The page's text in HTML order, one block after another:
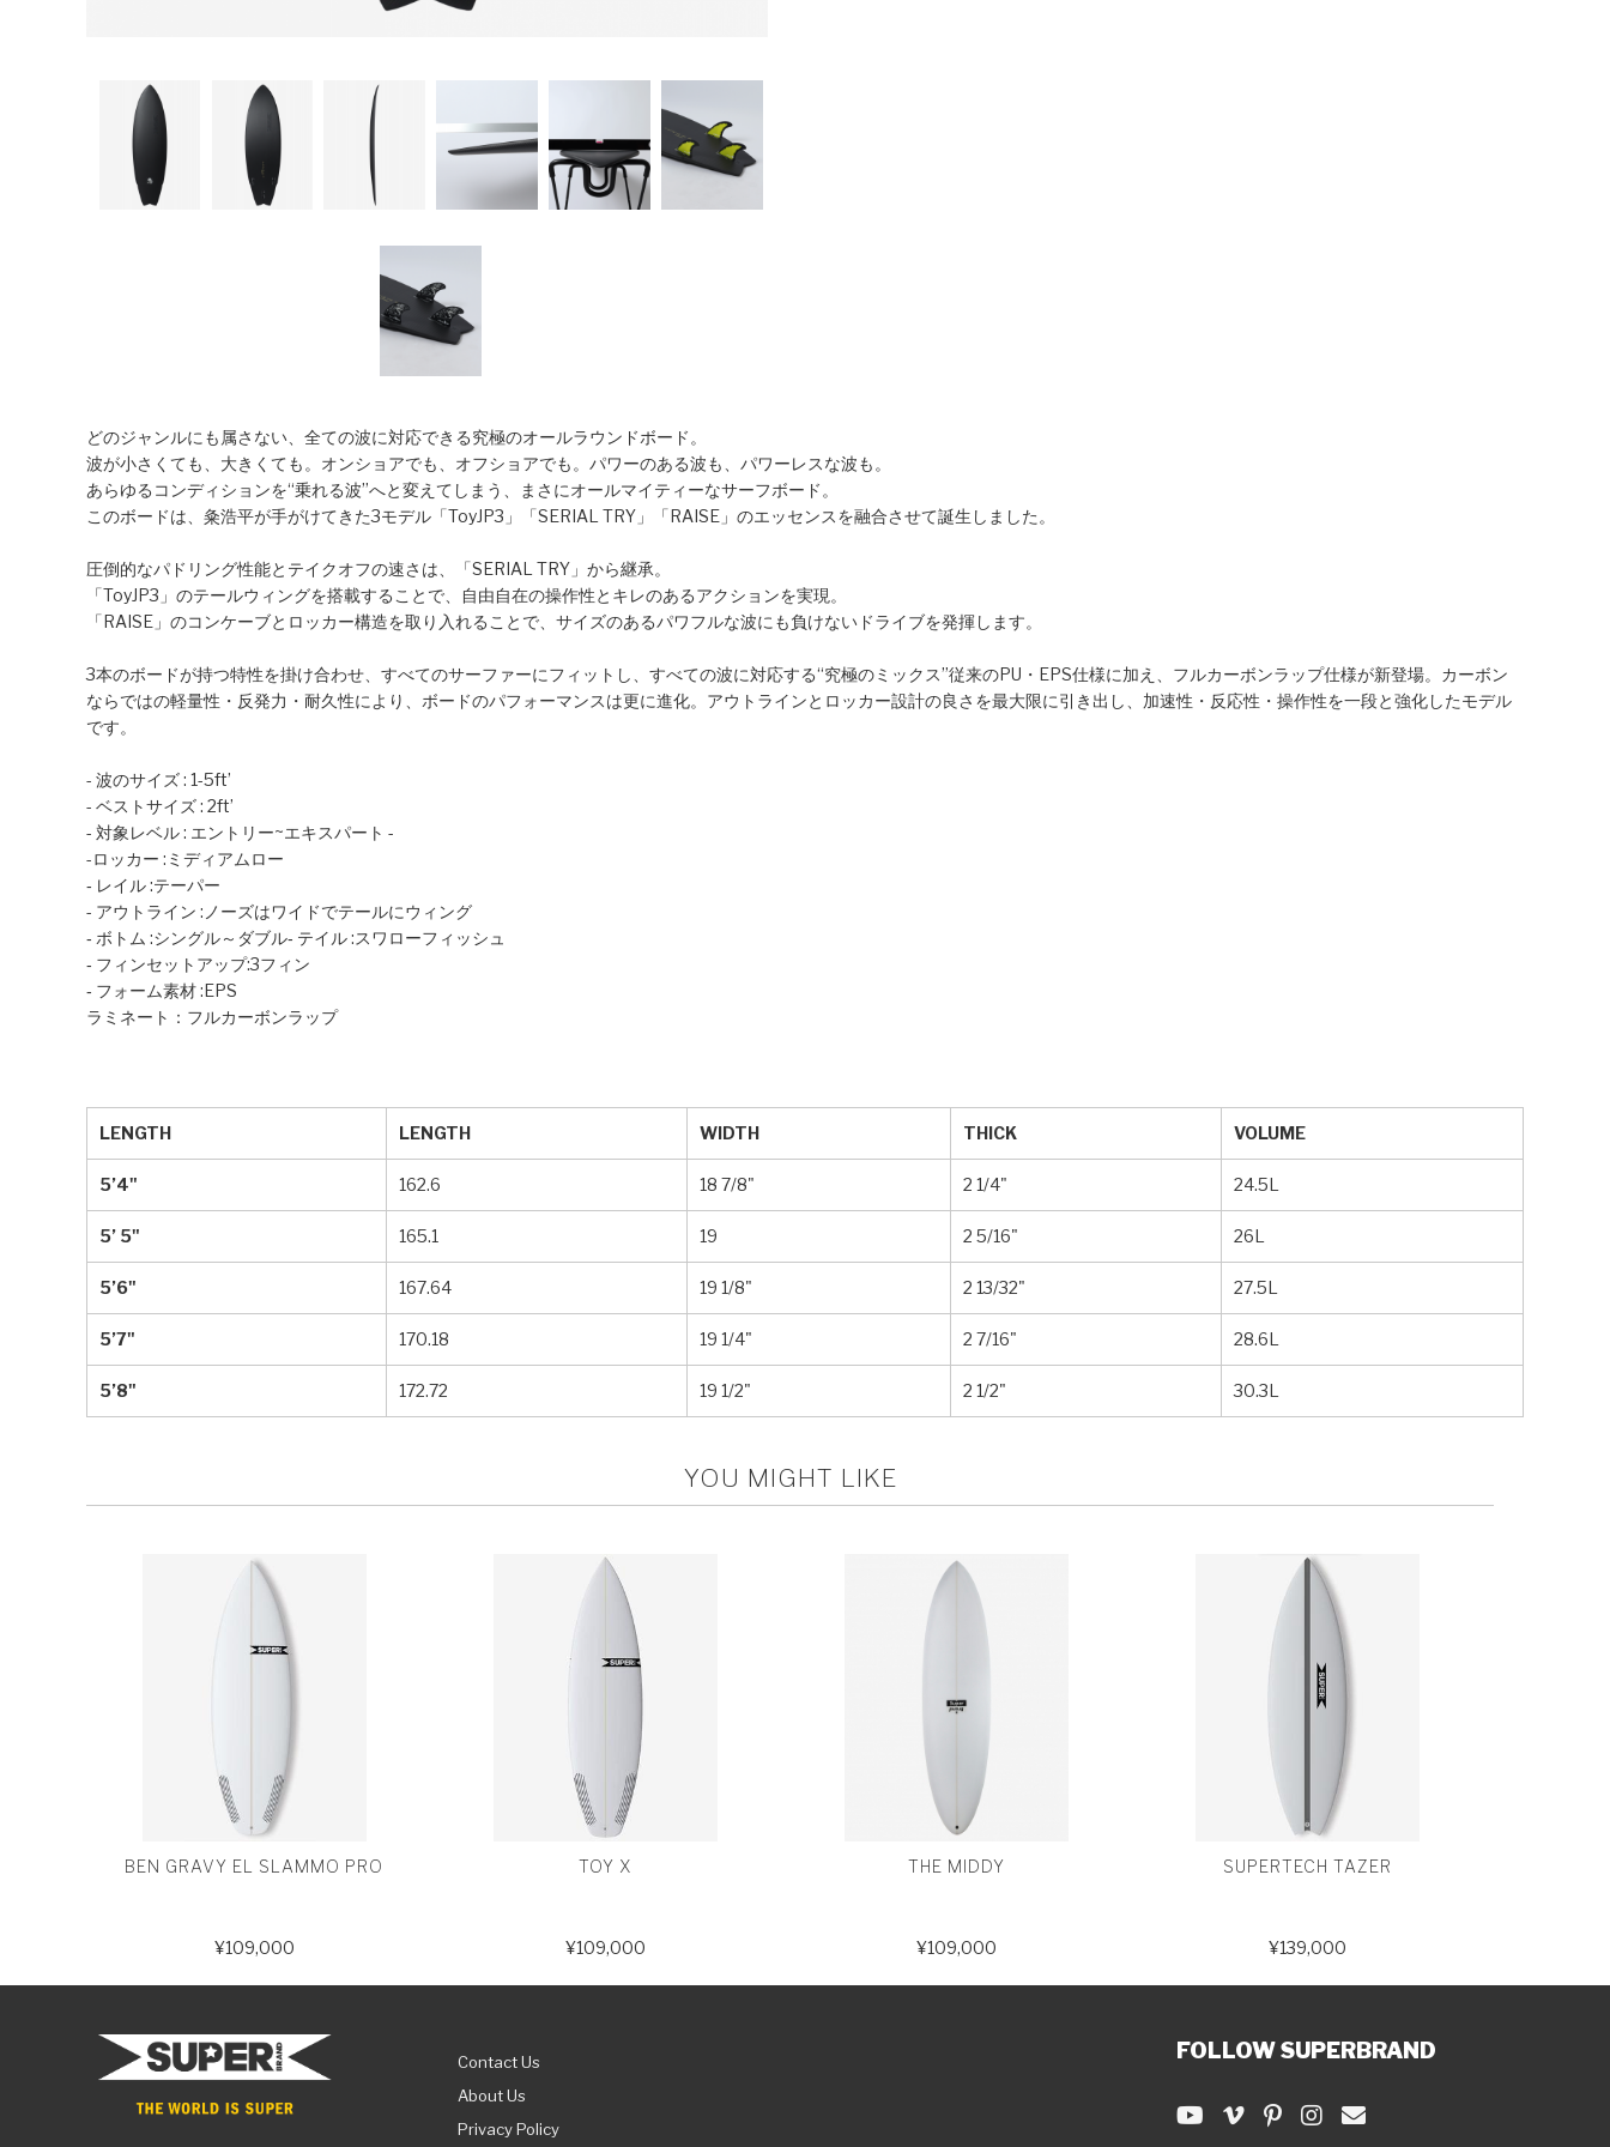
どのジャンルにも属さない、全ての波に対応できる究極のオールラウンドボード。
波が小さくても、大きくても。オンショアでも、オフショアでも。パワーのある波も、パワーレスな波も。
あらゆるコンディションを“乗れる波”へと変えてしまう、まさにオールマイティーなサーフボード。
このボードは、粂浩平が手がけてきた3モデル「ToyJP3」「SERIAL TRY」「RAISE」のエッセンスを融合させて誕生しました。
圧倒的なパドリング性能とテイクオフの速さは、「SERIAL TRY」から継承。
「ToyJP3」のテールウィングを搭載することで、自由自在の操作性とキレのあるアクションを実現。
「RAISE」のコンケーブとロッカー構造を取り入れることで、サイズのあるパワフルな波にも負けないドライブを発揮します。
3本のボードが持つ特性を掛け合わせ、すべてのサーファーにフィットし、すべての波に対応する“究極のミックス”従来のPU・EPS仕様に加え、フルカーボンラップ仕様が新登場。カーボン
ならではの軽量性・反発力・耐久性により、ボードのパフォーマンスは更に進化。アウトラインとロッカー設計の良さを最大限に引き出し、加速性・反応性・操作性を一段と強化したモデル
です。
- 波のサイズ : 1-5ft’
- ベストサイズ : 2ft’
- 対象レベル : エントリー~エキスパート -
-ロッカー :ミディアムロー
‐ レイル :テーパー
- アウトライン :ノーズはワイドでテールにウィング
‐ ボトム :シングル～ダブル‐ テイル :スワローフィッシュ
‐ フィンセットアップ:3フィン
‐ フォーム素材 :EPS
ラミネート：フルカーボンラップ
LENGTH LENGTH WIDTH THICK VOLUME
5’4" 162.6 18 7/8" 2 1/4" 24.5L
5’ 5" 165.1 19 2 5/16" 26L
5’6" 167.64 19 1/8" 2 13/32" 27.5L
5’7" 170.18 19 1/4" 2 7/16" 28.6L
5’8" 172.72 19 1/2" 2 1/2" 30.3L
YOU MIGHT LIKE
BEN GRAVY EL SLAMMO PRO
¥109,000
TOY X
¥109,000
THE MIDDY
¥109,000
SUPERTECH TAZER
¥139,000
Contact Us
About Us
Privacy Policy
FOLLOW SUPERBRAND